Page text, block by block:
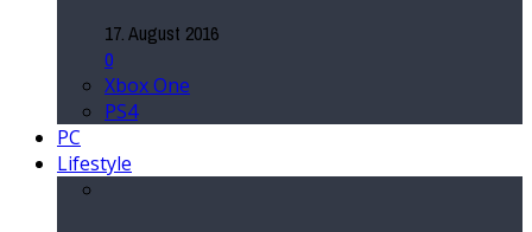
17. August 2016
0
Xbox One
PS4
PC
Lifestyle